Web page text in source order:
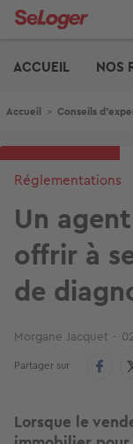
Aller
ACCUEIL
NOS
Fil d'Ariane
Accueil > Conseils
Réglementations
Un
offrir à
de
Morgane Jacquet
Partager sur
Lorsque le